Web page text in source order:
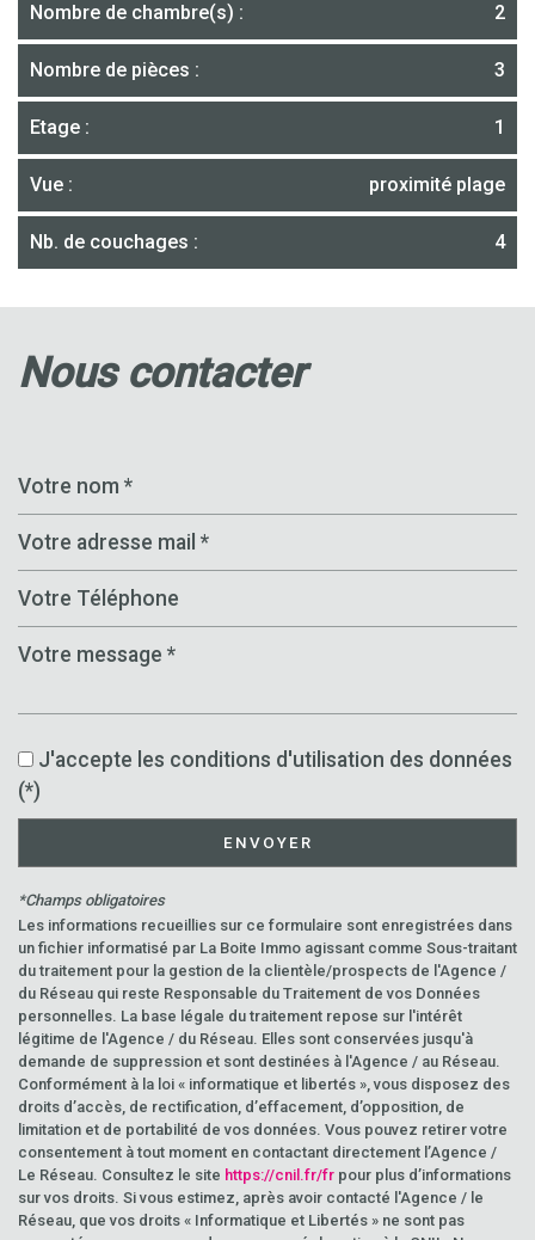
Nombre de chambre(s) : 2
Nombre de pièces : 3
Etage : 1
Vue : proximité plage
Nb. de couchages : 4
nous contacter
J'accepte les conditions d'utilisation des données
(*)
ENVOYER
*Champs obligatoires
Les informations recueillies sur ce formulaire sont enregistrées dans
un fichier informatisé par La Boite Immo agissant comme Sous-traitant
du traitement pour la gestion de la clientèle/prospects de l'Agence /
du Réseau qui reste Responsable du Traitement de vos Données
personnelles. La base légale du traitement repose sur l'intérêt
légitime de l'Agence / du Réseau. Elles sont conservées jusqu'à
demande de suppression et sont destinées à l'Agence / au Réseau.
Conformément à la loi « informatique et libertés », vous disposez des
droits d’accès, de rectification, d’effacement, d’opposition, de
limitation et de portabilité de vos données. Vous pouvez retirer votre
consentement à tout moment en contactant directement l’Agence /
Le Réseau. Consultez le site https://cnil.fr/fr pour plus d’informations
sur vos droits. Si vous estimez, après avoir contacté l'Agence / le
Réseau, que vos droits « Informatique et Libertés » ne sont pas